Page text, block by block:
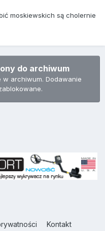
moskiewskich są cholernie
do archiwum
archiwum. Dodawanie
Kontakt